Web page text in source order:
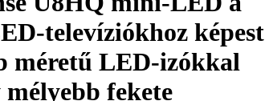
televíziókhoz képest
méretű LED-izókkal
fekete